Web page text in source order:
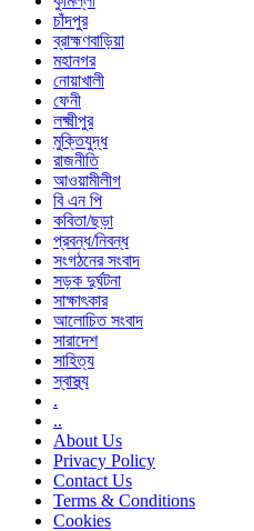
চাঁদপুর
ব্রাহ্মণবাড়িয়া
মহানগর
নোয়াখালী
ফেনী
লক্ষ্মীপুর
মুক্তিযুদ্ধ
রাজনীতি
আওয়ামীলীগ
বি এন পি
কবিতা/ছড়া
প্রবন্ধ/নিবন্ধ
সংগঠনের সংবাদ
সড়ক দুর্ঘটনা
সাক্ষাৎকার
আলোচিত সংবাদ
সারাদেশ
সাহিত্য
স্বাস্থ্য
.
..
About Us
Privacy Policy
Contact Us
Terms & Conditions
Cookies